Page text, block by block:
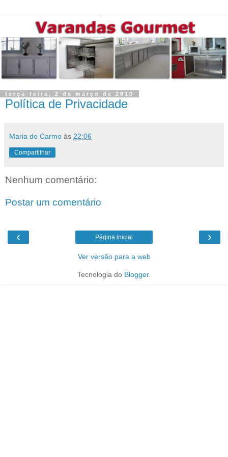
terça-feira, 2 de março de 2010
Política de Privacidade
Maria do Carmo às 22:06
Compartilhar
Nenhum comentário:
Postar um comentário
‹ ›
Página inicial
Ver versão para a web
Tecnologia do Blogger.